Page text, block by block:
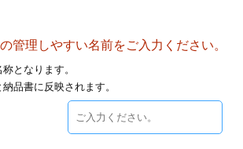
木 金
土
12
管理しやすい名前をご入力ください。
となります。
品書に反映されます。